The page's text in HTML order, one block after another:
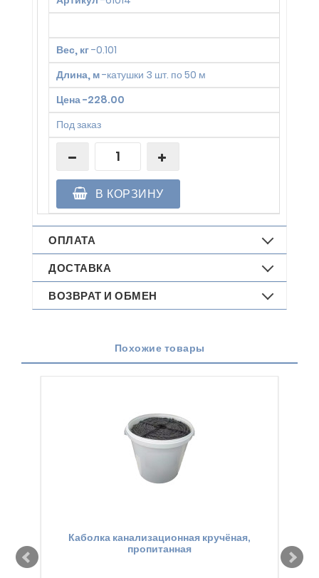
Вес, кг-0.101
Длина, м-катушки 3 шт. по 50 м
Цена-228.00
Под заказ
В КОРЗИНУ
ОПЛАТА
ДОСТАВКА
ВОЗВРАТ И ОБМЕН
Похожие товары
Каболка канализационная кручёная,
пропитанная